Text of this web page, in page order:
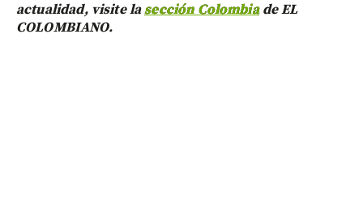
actualidad, visite lasección Colombiade EL
COLOMBIANO.